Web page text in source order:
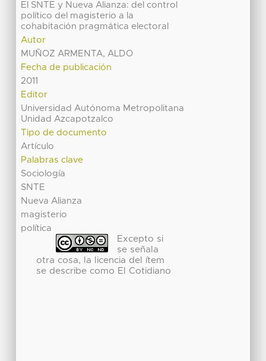
El SNTE y Nueva Alianza: del control
político del magisterio a la
cohabitación pragmática electoral
Autor
MUÑOZ ARMENTA, ALDO
Fecha de publicación
2011
Editor
Universidad Autónoma Metropolitana
Unidad Azcapotzalco
Tipo de documento
Artículo
Palabras clave
Sociología
SNTE
Nueva Alianza
magisterio
política
Excepto si
se señala
otra cosa, la licencia del ítem
se describe como El Cotidiano